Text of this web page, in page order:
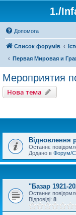
1./
Допомога
Список форумів
Первая Мировая и
Мероприятия
Нова тема
Відновлення
Останнє
Додано в Форум/
"Базар 1921-
Останнє
Відповіді: 8